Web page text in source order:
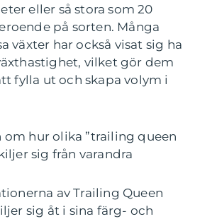
eller så stora som 20
på sorten. Många
växter har också visat sig ha
vilket gör dem
fylla ut och skapa volym i
om hur olika ”trailing queen
sig från varandra
av Trailing Queen
sig åt i sina färg- och